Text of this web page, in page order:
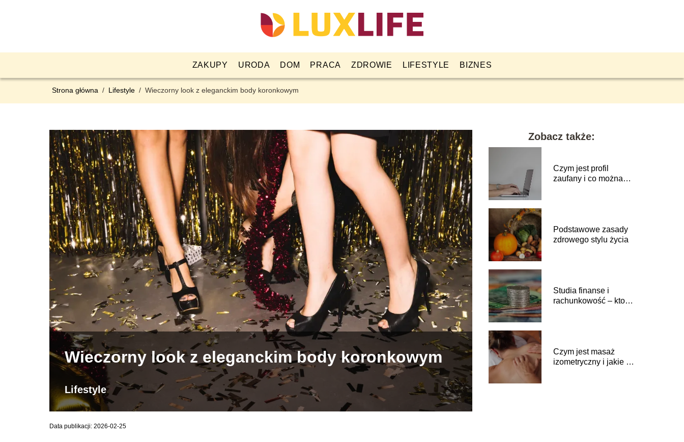
ZAKUPY URODA DOM PRACA ZDROWIE LIFESTYLE BIZNES
Strona główna / Lifestyle / Wieczorny look z eleganckim body koronkowym
Wieczorny look z eleganckim body koronkowym
Lifestyle
Data publikacji: 2026-02-25
Zobacz także:
Czym jest profil
zaufany i co można
Podstawowe zasady
zdrowego stylu życia
Studia finanse i
rachunkowość – kto
Czym jest masaż
izometryczny i jakie są